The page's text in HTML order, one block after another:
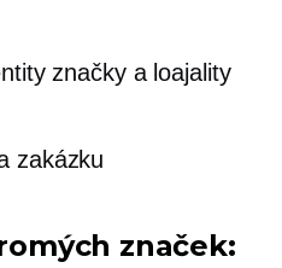
značky a loajality
zakázku
značek: